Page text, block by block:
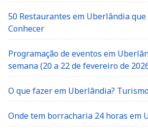
50 Restaurantes em Uberlândia que
Conhecer
Programação de eventos em
semana (20 a 22 de fevereiro de
O que fazer em Uberlândia?
Onde tem borracharia 24 horas em